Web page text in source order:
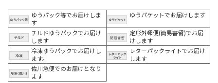
ゆうパック等でお届けしま
す
ゆうパケットでお届けします
チルドゆうパックでお届け
します
定形外郵便(簡易書留)でお届
けします
冷凍ゆうパックでお届けし
ます。
レターパックライトでお届け
します
佐川急便でのお届けとなり
ます